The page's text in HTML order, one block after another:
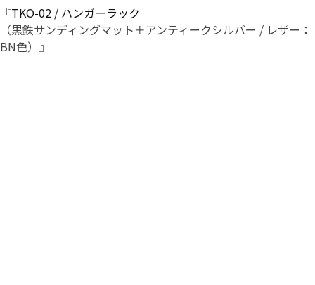
『TKO-02 / ハンガーラック
（黒鉄サンディングマット＋アンティークシルバー / レザー：
BN色）』